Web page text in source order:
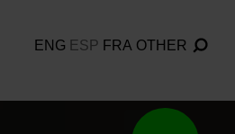
ENG ESP FRA OTHER